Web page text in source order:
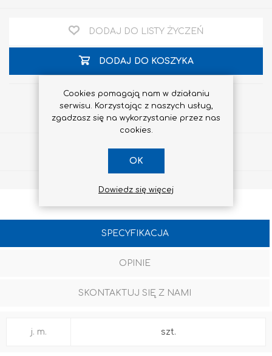
DODAJ DO LISTY ŻYCZEŃ
DODAJ DO KOSZYKA
Udostępnij
SPECYFIKACJA
OPINIE
SKONTAKTUJ SIĘ Z NAMI
j. m. szt.
Cookies pomagają nam w działaniu
serwisu. Korzystając z naszych usług,
zgadzasz się na wykorzystanie przez nas
cookies.
OK
Dowiedz się więcej